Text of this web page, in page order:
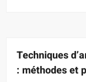
Techniques
: méthodes et